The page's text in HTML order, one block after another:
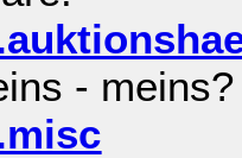
- meins?